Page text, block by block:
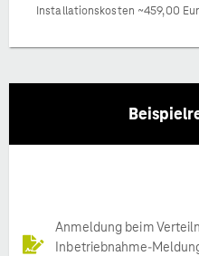
Installationskosten ~459,00
Anmeldung beim
Inbetriebnahme-